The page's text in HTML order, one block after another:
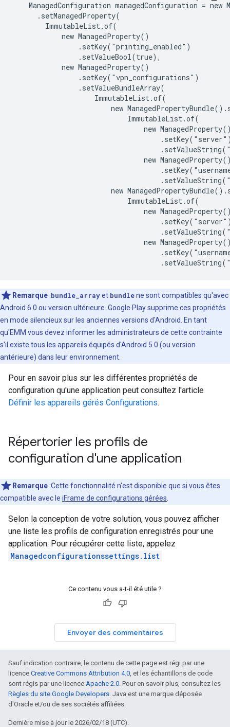
ManagedConfiguration managedConfiguration = new
      .setManagedProperty(
        ImmutableList.of(
            new ManagedProperty()
                .setKey("printing_enabled")
                .setValueBool(true),
            new ManagedProperty()
                .setKey("vpn_configurations")
                .setValueBundleArray(
                    ImmutableList.of(
new
                            ImmutableList.of(
new
new
new
                            ImmutableList.of(
new
new
Remarque :bundle_arrayet bundlene sont compatibles qu'avec
Android 6.0 ou version ultérieure. Google Play supprime ces propriétés
en mode silencieux sur les anciennes versions d'Android. En tant
qu'EMM vous devez informer les administrateurs de cette contrainte
s'il existe tous les appareils équipés d'Android 5.0 (ou version
antérieure) dans leur environnement.
Pour en savoir plus sur les différentes propriétés de
configuration qu'une application peut consultez l'article
Définir les appareils gérés Configurations.
Répertorier les profils de
configuration d'une application
Remarque :Cette fonctionnalité n'est disponible que si vous êtes
compatible avec le iFrame de configurations gérées
Selon la conception de votre solution, vous pouvez afficher
une liste les profils de configuration enregistrés pour une
application. Pour récupérer cette liste, appelez
Managedconfigurationssettings.list
Ce contenu vous a-t-il été utile ?
Envoyer des commentaires
Sauf indication contraire, le contenu de cette page est régi par une
licence Creative Commons Attribution 4.0, et les échantillons de code
sont régis par une licence Apache 2.0. Pour en savoir plus, consultez les
Règles du site Google Developers. Java est une marque déposée
d'Oracle et/ou de ses sociétés affiliées.
Dernière mise à jour le 2026/02/18 (UTC).